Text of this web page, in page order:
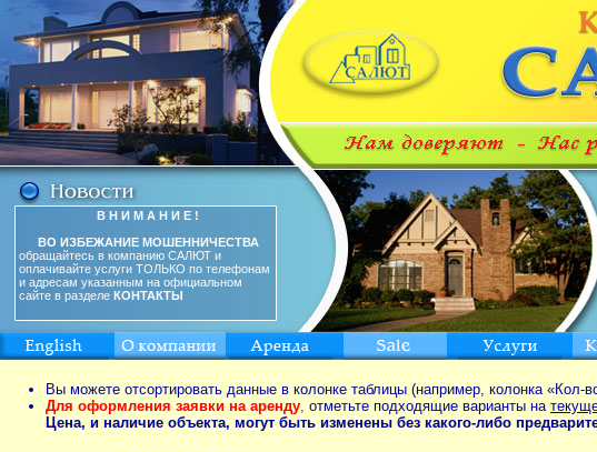
В Н И М А Н И Е !
ВО ИЗБЕЖАНИЕ МОШЕННИЧЕСТВА
обращайтесь в компанию САЛЮТ и
оплачивайте услуги ТОЛЬКО по телефонам
и адресам указанным на официальном
сайте в разделе КОНТАКТЫ
Вы можете отсортировать данные в колонке таблицы (например, колонка
Для оформления заявки на аренду, отметьте подходящие варианты на
Цена, и наличие объекта, могут быть изменены без какого-либо